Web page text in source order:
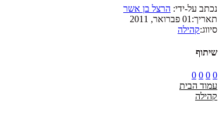
נכתב על-ידי: הרצל בן אשר
תאריך: 01 פברואר, 2011
סיווג:קהילה
שיתוף
0
0
0
0
עמוד הבית
קהילה